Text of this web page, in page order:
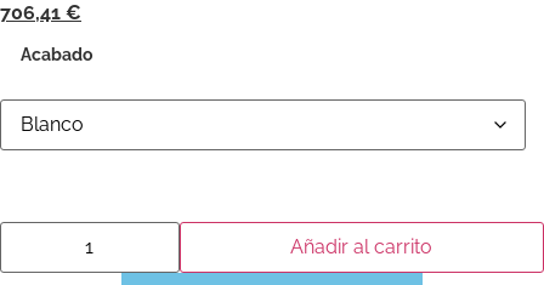
706,41 €
Acabado
Añadir al carrito